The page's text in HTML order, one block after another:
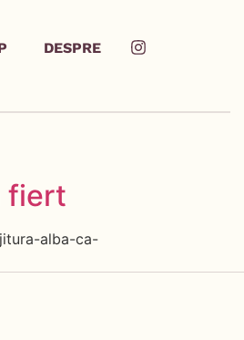
DESPRE
fiert
alba-ca-